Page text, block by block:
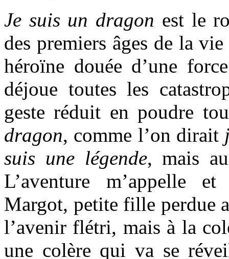
Je suis un dragon est le
des premiers âges de la
héroïne douée d’une
déjoue toutes les
geste réduit en poudre
dragon, comme l’on dirait
suis une légende, mais
L’aventure m’appelle
Margot, petite fille perdue
l’avenir flétri, mais à la
une colère qui va se